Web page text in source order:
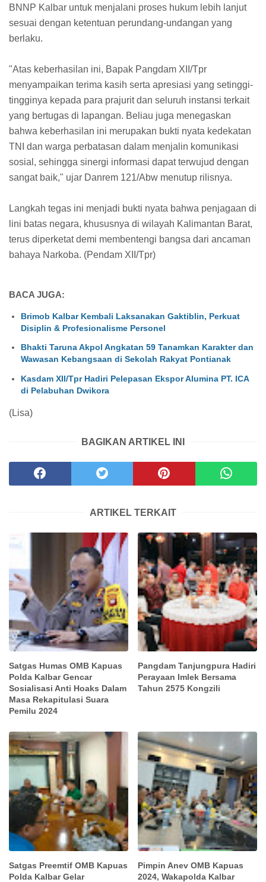
BNNP Kalbar untuk menjalani proses hukum lebih lanjut
sesuai dengan ketentuan perundang-undangan yang
berlaku.
​"Atas keberhasilan ini, Bapak Pangdam XII/Tpr
menyampaikan terima kasih serta apresiasi yang setinggi-
tingginya kepada para prajurit dan seluruh instansi terkait
yang bertugas di lapangan. Beliau juga menegaskan
bahwa keberhasilan ini merupakan bukti nyata kedekatan
TNI dan warga perbatasan dalam menjalin komunikasi
sosial, sehingga sinergi informasi dapat terwujud dengan
sangat baik," ujar Danrem 121/Abw menutup rilisnya.
​Langkah tegas ini menjadi bukti nyata bahwa penjagaan di
lini batas negara, khususnya di wilayah Kalimantan Barat,
terus diperketat demi membentengi bangsa dari ancaman
bahaya Narkoba. (Pendam XII/Tpr)
BACA JUGA:
Brimob Kalbar Kembali Laksanakan Gaktiblin, Perkuat
Disiplin & Profesionalisme Personel
Bhakti Taruna Akpol Angkatan 59 Tanamkan Karakter dan
Wawasan Kebangsaan di Sekolah Rakyat Pontianak
Kasdam XII/Tpr Hadiri Pelepasan Ekspor Alumina PT. ICA
di Pelabuhan Dwikora
(Lisa)
BAGIKAN ARTIKEL INI
ARTIKEL TERKAIT
Satgas Humas OMB Kapuas
Polda Kalbar Gencar
Sosialisasi Anti Hoaks Dalam
Masa Rekapitulasi Suara
Pemilu 2024
Pangdam Tanjungpura Hadiri
Perayaan Imlek Bersama
Tahun 2575 Kongzili
Satgas Preemtif OMB Kapuas
Polda Kalbar Gelar
Pimpin Anev OMB Kapuas
2024, Wakapolda Kalbar